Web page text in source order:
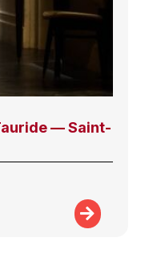
— Saint-